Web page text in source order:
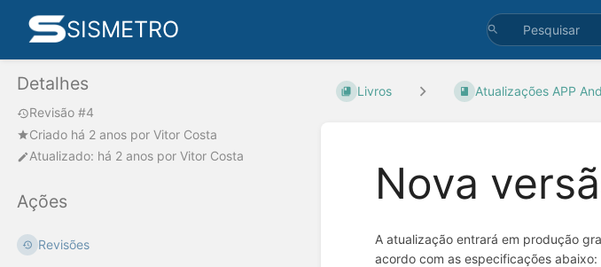
SISMETRO
Detalhes
Revisão #4
Criado há 2 anos por Vitor Costa
Atualizado: há 2 anos por Vitor Costa
Ações
Revisões
Livros Atualizações APP
Nova
A atualização entrará em produção
acordo com as especificações abaixo: